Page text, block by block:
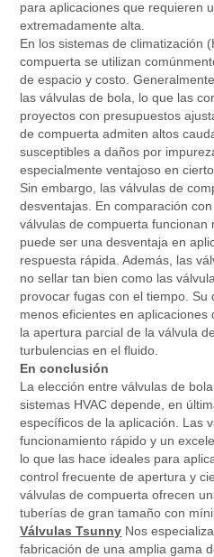
para aplicaciones que requieren
extremadamente alta.
En los sistemas de climatización
compuerta se utilizan
de espacio y costo.
las válvulas de bola, lo que las
proyectos con presupuestos
de compuerta admiten altos
susceptibles a daños por
especialmente ventajoso en
Sin embargo, las válvulas de
desventajas. En comparación
válvulas de compuerta funcionan
puede ser una desventaja en
respuesta rápida. Además, las
no sellar tan bien como las
provocar fugas con el tiempo. Su
menos eficientes en
la apertura parcial de la válvula
turbulencias en el fluido.
En conclusión
La elección entre válvulas de
sistemas HVAC depende, en
específicos de la aplicación. Las
funcionamiento rápido y un
lo que las hace ideales para
control frecuente de apertura y
válvulas de compuerta ofrecen
tuberías de gran tamaño con
Válvulas Tsunny Nos
fabricación de una amplia gama